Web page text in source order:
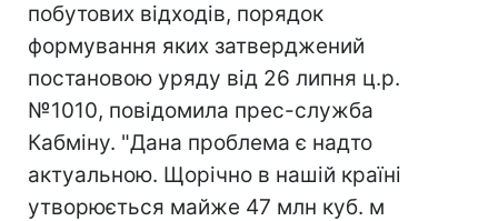
побутових відходів, порядок
формування яких затверджений
постановою уряду від 26 липня ц.р.
№1010, повідомила прес-служба
Кабміну. "Дана проблема є надто
актуальною. Щорічно в нашій країні
утворюється майже 47 млн куб. м